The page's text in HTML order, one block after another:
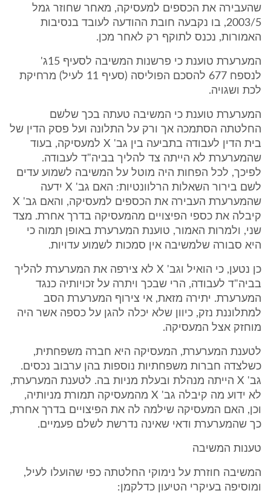
שהעבירה את הכספים למעסיקה, מאחר שחוזר גמל
2003/5, בו נקבעה חובת ההודעה לעובד בנסיבות
האמורות, נכנס לתוקף רק לאחר מכן.
המערערת טוענת כי פרשנות המשיבה לסעיף 15ג'
לנספח 677 להסכם הפוליסה (סעיף 11 לעיל) מרחיקת
לכת ושגויה.
המערערת טוענת כי המשיבה טעתה בכך שלשם
החלטתה הסתמכה אך ורק על התלונה ועל פסק הדין של
בית הדין לעבודה בתביעה בין גב' X למעסיקה, בעוד
שהמערערת לא הייתה צד להליך בביה"ד לעבודה.
לפיכך, לכל הפחות היה מוטל על המשיבה לשמוע עדים
לשם בירור השאלות הרלוונטיות: האם גב' X ידעה
שהמערערת העבירה את הכספים למעסיקה, והאם גב' X
קיבלה את כספי הפיצויים מהמעסיקה בדרך אחרת. מצד
שני, ולמרות האמור, טוענת המערערת באופן תמוה כי
היא סבורה שלמשיבה אין סמכות לשמוע עדויות.
כן נטען, כי הואיל וגב' X לא צירפה את המערערת להליך
בביה"ד לעבודה, הרי שבכך ויתרה על זכויותיה כנגד
המערערת. יתירה מזאת, אי צירוף המערערת הסב
למתלוננת נזק, כיוון שלא יכלה להגן על כספה אשר היה
מוחזק אצל המעסיקה.
לטענת המערערת, המעסיקה היא חברה משפחתית,
כשלצדה חברות משפחתיות נוספות בהן ערבוב נכסים.
גב' X הייתה מנהלת ובעלת מניות בה. לטענת המערערת,
לא ידוע מה קיבלה גב' X מהמעסיקה תמורת מניותיה,
וכן, האם המעסיקה שילמה לה את הפיצויים בדרך אחרת,
כך שהמערערת ודאי שאינה נדרשת לשלם פעמיים.
טענות המשיבה
המשיבה חוזרת על נימוקי החלטתה כפי שהועלו לעיל,
ומוסיפה בעיקרי הטיעון כדלקמן: